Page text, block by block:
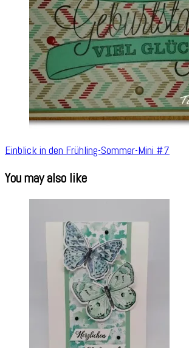
Einblick in den Frühling-Sommer-Mini #7
You may also like